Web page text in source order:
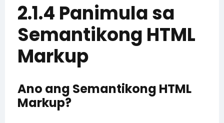
2.1.4 Panimula sa
Semantikong HTML
Markup
Ano ang Semantikong HTML
Markup?